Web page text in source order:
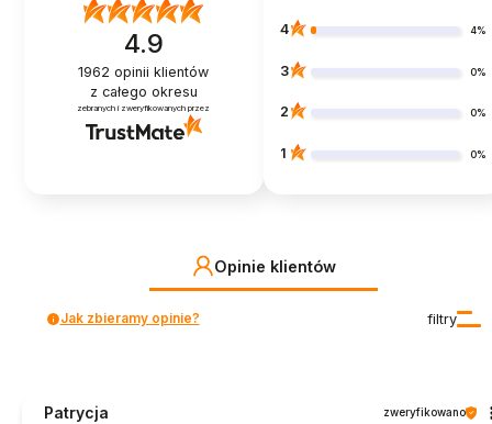
4.9
1962 opinii klientów
z całego okresu
zebranych i zweryfikowanych przez
4 4%
3 0%
2 0%
1 0%
Opinie klientów
filtry
Jak zbieramy opinie?
Patrycja zweryfikowano